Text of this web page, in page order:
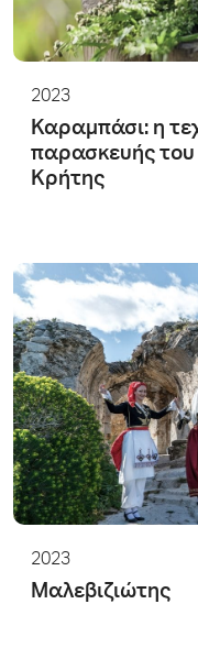
2023
Καραμπάσι: η
παρασκευής
Κρήτης
2023
Μαλεβιζιώτης